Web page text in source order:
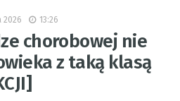
2026 13:26
chorobowej nie
z taką klasą